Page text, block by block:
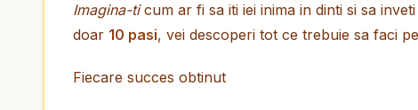
Imagina-ticum ar fi sa iti iei inima in dinti si sa
doar 10 pasi, vei descoperi tot ce trebuie sa faci
Fiecare succes obtinut